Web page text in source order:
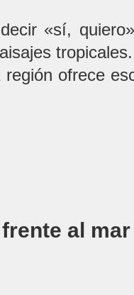
«sí,
ofrece
al mar